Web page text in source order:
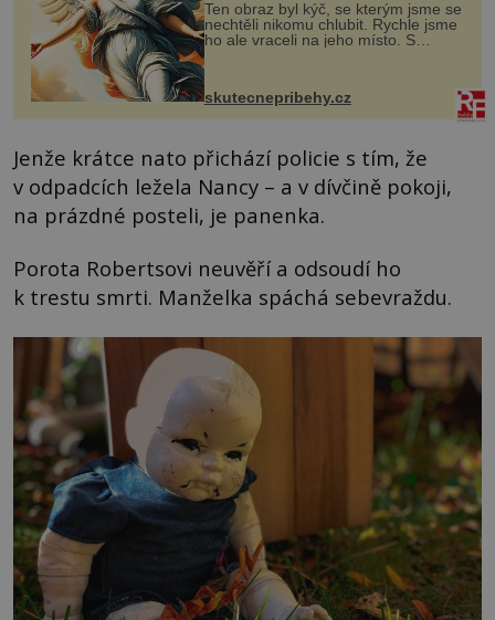
Ten obraz byl kýč, se kterým jsme se
nechtěli nikomu chlubit. Rychle jsme
ho ale vraceli na jeho místo. S
manželem Vaškem jsme si pořídili
chaloupku, takový domek na severu
Čech, kde jsme si naplánova...
skutecnepribehy.cz
Jenže krátce nato přichází policie s tím, že
v odpadcích ležela Nancy – a v dívčině pokoji,
na prázdné posteli, je panenka.
Porota Robertsovi neuvěří a odsoudí ho
k trestu smrti. Manželka spáchá sebevraždu.